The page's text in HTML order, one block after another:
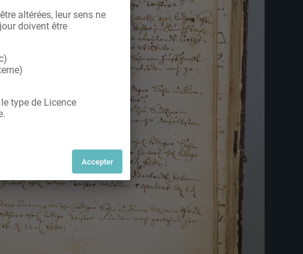
altérées, leur sens ne
doivent être
type de Licence